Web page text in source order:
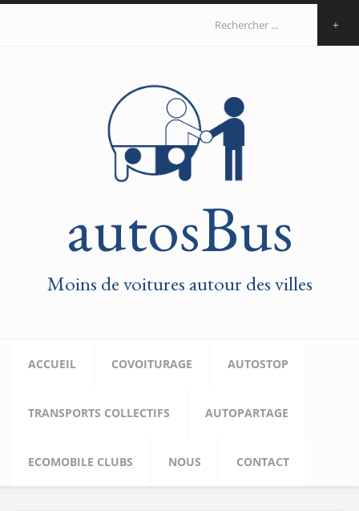
Aller au contenu principal
Formulaire de
autosBus
Moins de voitures autour des villes
ACCUEIL COVOITURAGE AUTOSTOP
TRANSPORTS COLLECTIFS AUTOPARTAGE
ECOMOBILE CLUBS NOUS CONTACT